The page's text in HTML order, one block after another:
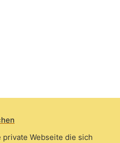
Webseite die sich